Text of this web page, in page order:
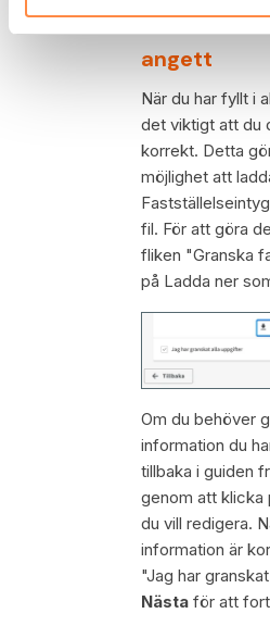
Granska
angett
När du har fyllt i
det viktigt att du
korrekt. Detta
möjlighet att
fil. För att göra
fliken "Granska
på Ladda ner
Om du behöver
information du
tillbaka i guiden
genom att klicka
du vill redigera.
information är
"Jag har
Nästa för att